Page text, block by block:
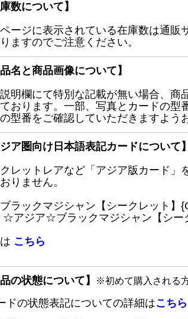
庫数について】
ージに表示されている在庫数は通販
ますのでご注意ください。
品名と商品画像について】
明欄にて特別な記載が無い場合、商
おります。一部、写真とカードの
型番をご確認していただきますよう
ジア圏向け日本語表記カードについて】
レットレアなど「アジア版カード」
りません。
ラックマジシャン【シークレット】
☆アジア☆ブラックマジシャン【シー
こちら
品の状態について】 ※初めて購入される
ドの状態表記についての詳細はこちら